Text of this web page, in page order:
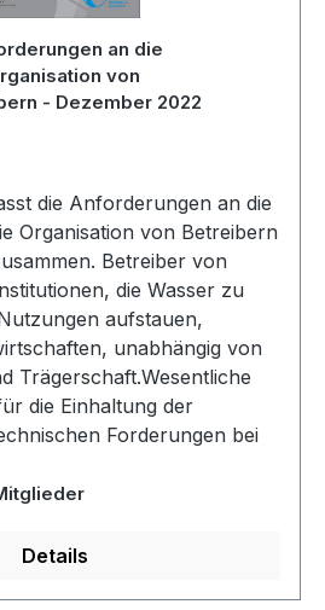
an die
von
- Dezember 2022
die Anforderungen an die
Organisation von Betreibern
Betreiber von
die Wasser zu
aufstauen,
unabhängig von
Trägerschaft.Wesentliche
die Einhaltung der
Forderungen bei
und der Instandhaltung
sach- und
qualifiziertes Personal und
Details